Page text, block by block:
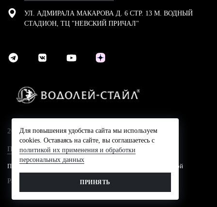
УЛ. АДМИРАЛА МАКАРОВА Д. 6 СТР. 13 М. ВОДНЫЙ
СТАДИОН, ТЦ "НЕВСКИЙ ПРИЧАЛ"
2024 © Компания Водолей-Cтайл
Политика конфидециальности
Представленные на сайте цены не являются публичной офертой
Разработано в
Для повышения удобства сайта мы используем
cookies. Оставаясь на сайте, вы соглашаетесь с
политикой их применения и обработки
персональных данных
ПРИНЯТЬ